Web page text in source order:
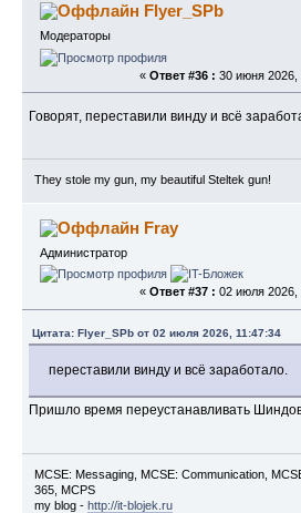
Flyer_SPb
Модераторы
« Ответ #36 : 30 июня 2026,
Говорят, переставили винду и всё
They stole my gun, my beautiful Steltek gun!
Fray
Администратор
« Ответ #37 : 02 июля 2026,
Цитата: Flyer_SPb от 02 июля 2026, 11:47:34
переставили винду и всё заработало.
Пришло время переустанавливать
MCSE: Messaging, MCSE: Communication,
365, MCPS
my blog - http://it-blojek.ru